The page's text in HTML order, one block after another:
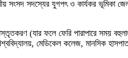
সংসদ সদস্যের যুগপৎ ও কার্যকর ভূমিকা
(যার ফলে ফেরি পারাপারে সময়
মেডিকেল কলেজ, মানসিক